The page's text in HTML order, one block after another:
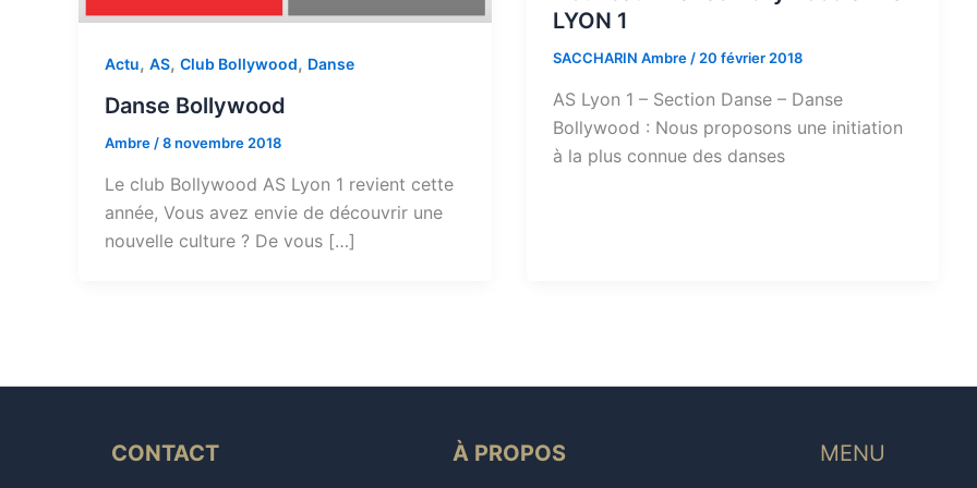
Actu, AS, Club Bollywood, Danse
Danse Bollywood
Ambre/8 novembre 2018
Le club Bollywood AS Lyon 1 revient cette
année, Vous avez envie de découvrir une
nouvelle culture ? De vous […]
LYON 1
SACCHARIN Ambre / 20 février 2018
AS Lyon 1 – Section Danse – Danse
Bollywood : Nous proposons une initiation
à la plus connue des danses
CONTACT À PROPOS MENU